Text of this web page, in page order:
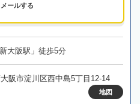
メールする
大阪駅」徒歩5分
阪市淀川区西中島5丁目12-14
地図